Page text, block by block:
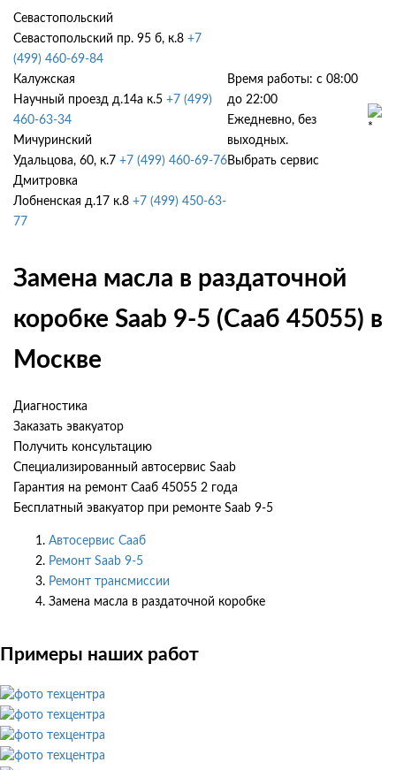
Севастопольский
Севастопольский пр. 95 б, к.8 +7
(499) 460-69-84
Калужская
Научный проезд д.14а к.5 +7 (499)
460-63-34
Мичуринский
Удальцова, 60, к.7 +7 (499) 460-69-76
Дмитровка
Лобненская д.17 к.8 +7 (499) 450-63-
77
Время работы: с 08:00
до 22:00
Ежедневно, без
выходных.
Выбрать сервис
Замена масла в раздаточной
коробке Saab 9-5 (Сааб 45055) в
Москве
Диагностика
Заказать эвакуатор
Получить консультацию
Специализированный автосервис Saab
Гарантия на ремонт Сааб 45055 2 года
Бесплатный эвакуатор при ремонте Saab 9-5
Автосервис Сааб
Ремонт Saab 9-5
Ремонт трансмиссии
Замена масла в раздаточной коробке
Примеры наших работ